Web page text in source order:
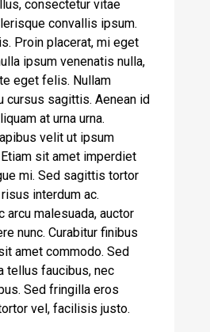
consectetur vitae
convallis ipsum.
Proin placerat, mi eget
ipsum venenatis nulla,
eget felis. Nullam
cursus sagittis. Aenean id
at urna urna.
velit ut ipsum
sit amet imperdiet
mi. Sed sagittis tortor
interdum ac.
arcu malesuada, auctor
nunc. Curabitur finibus
amet commodo. Sed
tellus faucibus, nec
Sed fringilla eros
vel, facilisis justo.